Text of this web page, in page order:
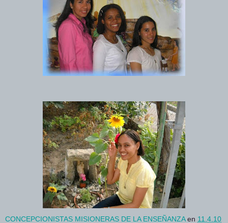
CONCEPCIONISTAS MISIONERAS DE LA ENSEÑANZA en 11.4.10